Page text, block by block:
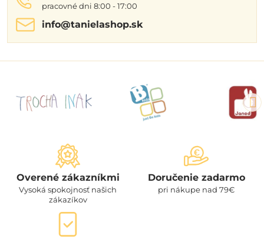
pracovné dni 8:00 - 17:00
info​@tanielashop​.sk
Overené zákazníkmi
Vysoká spokojnosť našich
zákazíkov
Doručenie zadarmo
pri nákupe nad 79€